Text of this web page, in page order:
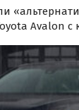
Avalon с